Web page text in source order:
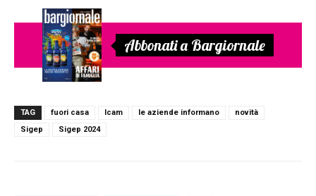
Abbonati a Bargiornale
TAG fuori casa Icam le aziende informano
novità
Sigep
Sigep 2024